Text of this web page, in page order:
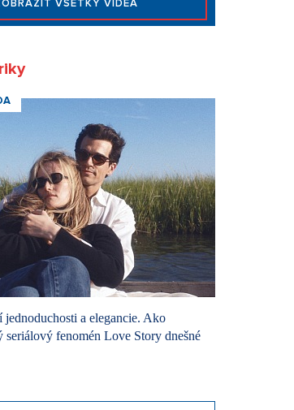
VŠETKY VIDEÁ
jednoduchosti a elegancie. Ako
fenomén Love Story dnešné